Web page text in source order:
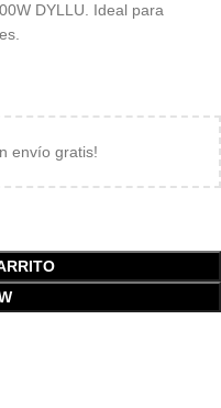
DYLLU. Ideal para
envío gratis!